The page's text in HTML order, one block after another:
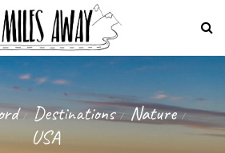
/ Destinations / Nature /
USA